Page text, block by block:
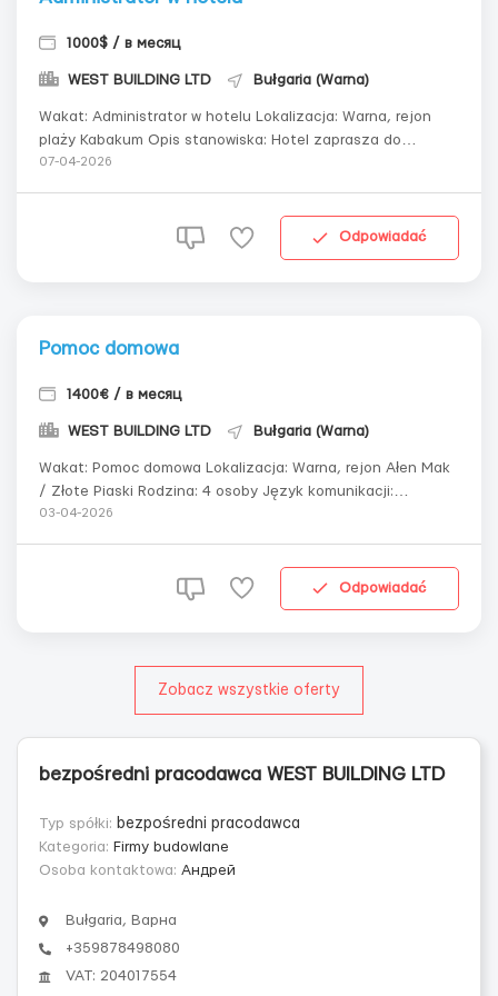
1000$ / в месяц
WEST BUILDING LTD Bułgaria (Warna)
Wakat: Administrator w hotelu Lokalizacja: Warna, rejon
plaży Kabakum Opis stanowiska: Hotel zaprasza do
zespołu administratora z doświadczeniem zawodowym.
bułgarskiego w mowie Odpowiedzialność Komuni...
07-04-2026
Odpowiadać
Pomoc domowa
1400€ / в месяц
WEST BUILDING LTD Bułgaria (Warna)
Wakat: Pomoc domowa Lokalizacja: Warna, rejon Ałen Mak
/ Złote Piaski Rodzina: 4 osoby Język komunikacji:
rosyjski/ukraiński Wynagrodzenie: 1400 euro miesięcznie
doświadczonej pomocy domowej, któ...
03-04-2026
Odpowiadać
Zobacz wszystkie oferty
bezpośredni pracodawca WEST BUILDING LTD
Typ spółki: bezpośredni pracodawca
Kategoria: Firmy budowlane
Osoba kontaktowa: Андрей
Bułgaria, Варна
+359878498080
VAT: 204017554